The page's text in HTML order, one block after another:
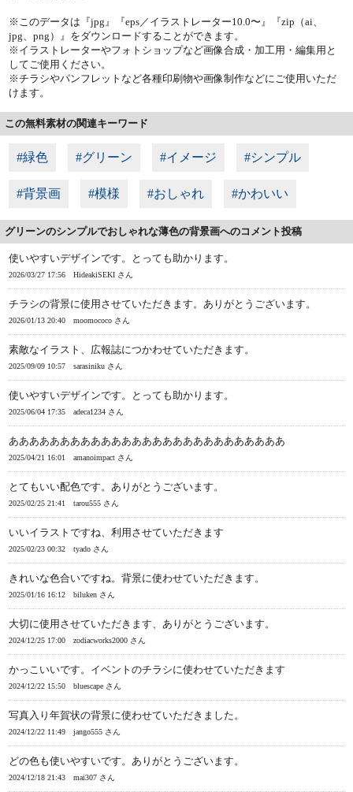
※このデータは『jpg』『eps／イラストレーター10.0〜』『zip（ai、
jpg、png）』をダウンロードすることができます。
※イラストレーターやフォトショップなど画像合成・加工用・編集用と
してご使用ください。
※チラシやパンフレットなど各種印刷物や画像制作などにご使用いただ
けます。
この無料素材の関連キーワード
#緑色 #グリーン #イメージ #シンプル
#背景画 #模様 #おしゃれ #かわいい
グリーンのシンプルでおしゃれな薄色の背景画へのコメント投稿
使いやすいデザインです。とっても助かります。
2026/03/27 17:56 HideakiSEKI さん
チラシの背景に使用させていただきます。ありがとうございます。
2026/01/13 20:40 moomococo さん
素敵なイラスト、広報誌につかわせていただきます。
2025/09/09 10:57 sarasiniku さん
使いやすいデザインです。とっても助かります。
2025/06/04 17:35 adeca1234 さん
あああああああああああああああああああああああああああ
2025/04/21 16:01 amanoimpact さん
とてもいい配色です。ありがとうございます。
2025/02/25 21:41 tarou555 さん
いいイラストですね、利用させていただきます
2025/02/23 00:32 tyado さん
きれいな色合いですね。背景に使わせていただきます。
2025/01/16 16:12 biluken さん
大切に使用させていただきます、ありがとうございます。
2024/12/25 17:00 zodiacworks2000 さん
かっこいいです。イベントのチラシに使わせていただきます
2024/12/22 15:50 bluescape さん
写真入り年賀状の背景に使わせていただきました。
2024/12/22 11:49 jango555 さん
どの色も使いやすいです。ありがとうございます。
2024/12/18 21:43 mai307 さん